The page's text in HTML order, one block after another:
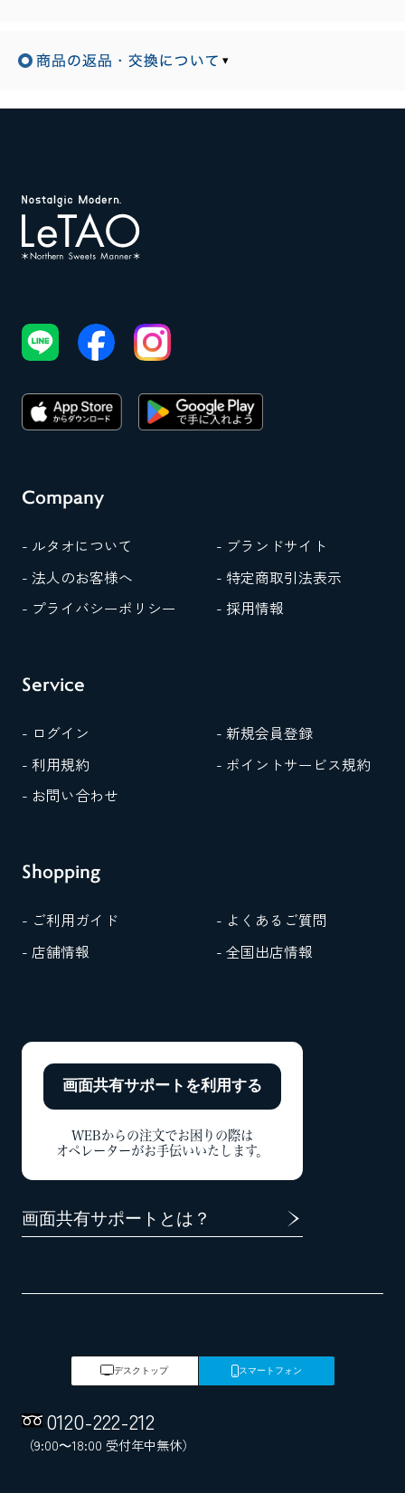
▾
Company
- ルタオについて
- ブランドサイト
- 法人のお客様へ
- 特定商取引法表示
- プライバシーポリシー
- 採用情報
Service
- ログイン
- 新規会員登録
- 利用規約
- ポイントサービス規約
- お問い合わせ
Shopping
- ご利用ガイド
- よくあるご質問
- 店舗情報
- 全国出店情報
画面共有サポートを利用する
WEBからの注文でお困りの際は
オペレーターがお手伝いいたします。
画面共有サポートとは？
デスクトップ スマートフォン
0120-222-212
（9:00～18:00 受付年中無休）